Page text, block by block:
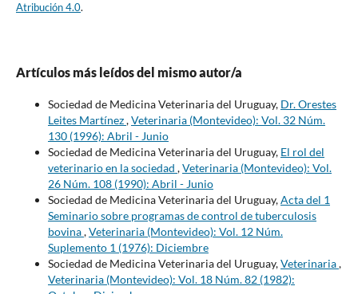
Atribución 4.0.
Artículos más leídos del mismo autor/a
Sociedad de Medicina Veterinaria del Uruguay, Dr. Orestes
Leites Martínez,Veterinaria (Montevideo): Vol. 32 Núm.
130 (1996): Abril - Junio
Sociedad de Medicina Veterinaria del Uruguay, El rol del
veterinario en la sociedad ,Veterinaria (Montevideo): Vol.
26 Núm. 108 (1990): Abril - Junio
Sociedad de Medicina Veterinaria del Uruguay,Acta del 1
Seminario sobre programas de control de tuberculosis
bovina,Veterinaria (Montevideo): Vol. 12 Núm.
Suplemento 1 (1976): Diciembre
Sociedad de Medicina Veterinaria del Uruguay,Veterinaria,
Veterinaria (Montevideo): Vol. 18 Núm. 82 (1982):